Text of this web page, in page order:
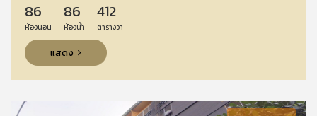
86
ห้องนอน
86
ห้องน้ำ
412
ตารางวา
แสดง